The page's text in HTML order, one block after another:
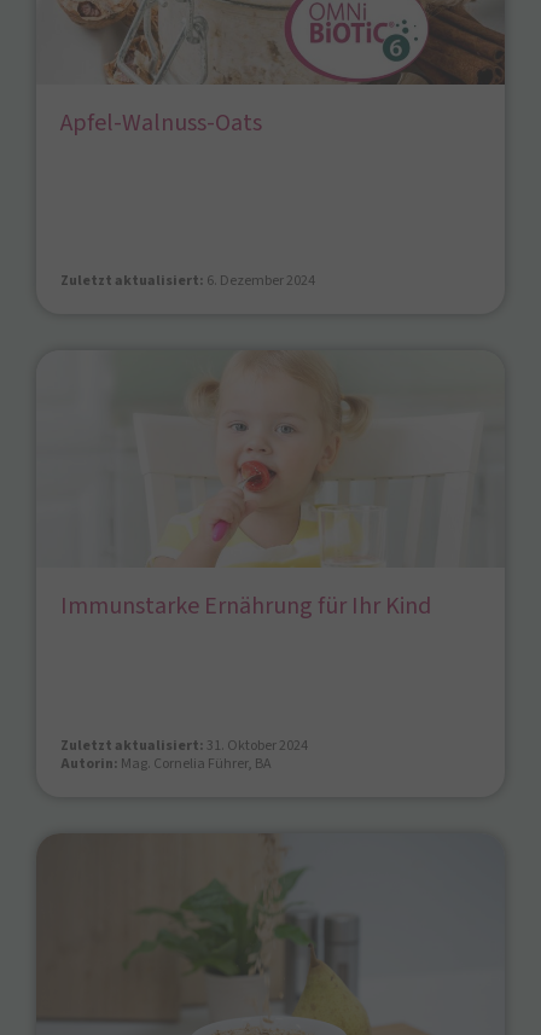
Apfel-Walnuss-Oats
Zuletzt aktualisiert: 6. Dezember 2024
Immunstarke Ernährung für Ihr Kind
Zuletzt aktualisiert: 31. Oktober 2024
Autorin: Mag. Cornelia Führer, BA